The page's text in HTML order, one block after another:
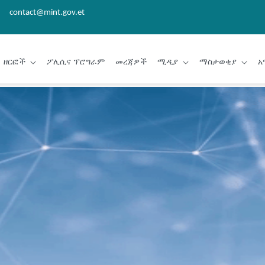
contact@mint.gov.et
ዘርፎች ፖሊሲና ፕሮግራም መረጃዎች ሚዲያ ማስታወቂያ